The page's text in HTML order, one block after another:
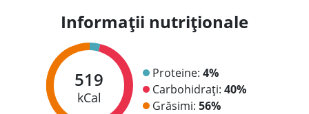
Informații nutriționale
519
kCal
Proteine: 4%
Carbohidrați: 40%
Grăsimi: 56%